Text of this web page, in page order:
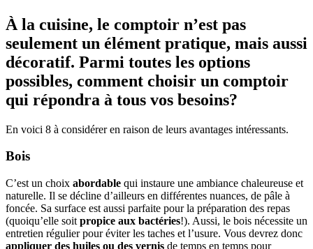
À la cuisine, le comptoir n’est pas
seulement un élément pratique, mais aussi
décoratif. Parmi toutes les options
possibles, comment choisir un comptoir
qui répondra à tous vos besoins?
En voici 8 à considérer en raison de leurs avantages intéressants.
Bois
C’est un choix abordable qui instaure une ambiance chaleureuse et
naturelle. Il se décline d’ailleurs en différentes nuances, de pâle à
foncée. Sa surface est aussi parfaite pour la préparation des repas
(quoiqu’elle soit propice aux bactéries!). Aussi, le bois nécessite un
entretien régulier pour éviter les taches et l’usure. Vous devrez donc
appliquer des huiles ou des vernis de temps en temps pour